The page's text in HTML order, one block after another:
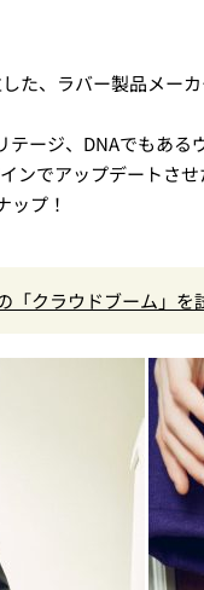
た、ラバー製品メー
ージ、DNAでもあ
ンでアップデートさせ
ップ！
「クラウドブーム」